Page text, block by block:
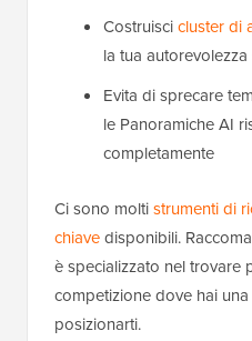
Costruiscicluster di
la tua
Evita di sprecare
le Panoramiche AI
completamente
Ci sono moltistrumenti di
chiavedisponibili.
è specializzato nel trovare
competizione dove hai
posizionarti.